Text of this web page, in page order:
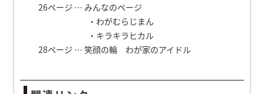
26ページ … みんなのページ
・わがむらじまん
・キラキラヒカル
28ページ … 笑顔の輪 わが家のアイドル